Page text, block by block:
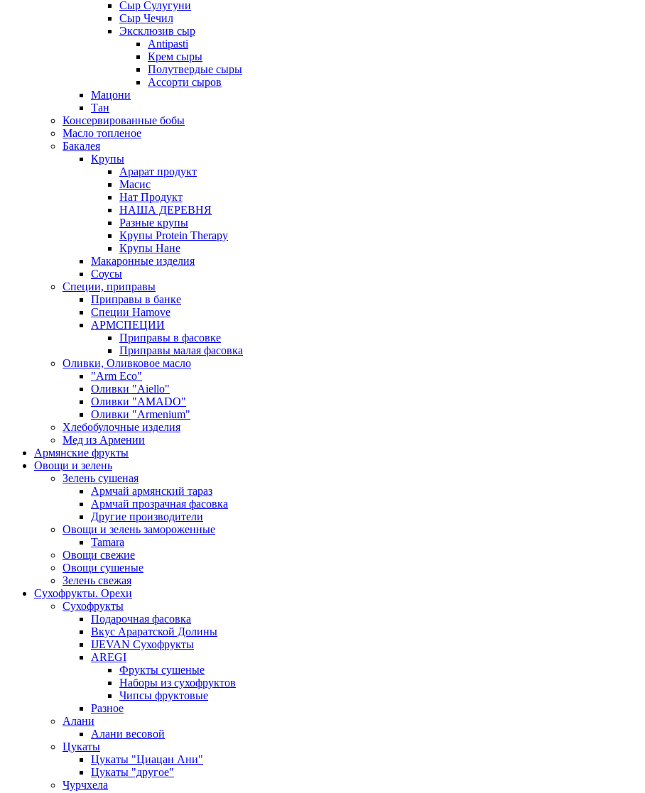
Сыр Сулугуни
Сыр Чечил
Эксклюзив сыр
Antipasti
Крем сыры
Полутвердые сыры
Ассорти сыров
Мацони
Тан
Консервированные бобы
Масло топленое
Бакалея
Крупы
Арарат продукт
Масис
Нат Продукт
НАША ДЕРЕВНЯ
Разные крупы
Крупы Protein Therapy
Крупы Нане
Макаронные изделия
Соусы
Специи, приправы
Приправы в банке
Специи Hamove
АРМСПЕЦИИ
Приправы в фасовке
Приправы малая фасовка
Оливки, Оливковое масло
"Arm Eco"
Оливки "Aiello"
Оливки "AMADO"
Оливки "Armenium"
Хлебобулочные изделия
Мед из Армении
Армянские фрукты
Овощи и зелень
Зелень сушеная
Армчай армянский тараз
Армчай прозрачная фасовка
Другие производители
Овощи и зелень замороженные
Tamara
Овощи свежие
Овощи сушеные
Зелень свежая
Сухофрукты. Орехи
Сухофрукты
Подарочная фасовка
Вкус Араратской Долины
IJEVAN Сухофрукты
AREGI
Фрукты сушеные
Наборы из сухофруктов
Чипсы фруктовые
Разное
Алани
Алани весовой
Цукаты
Цукаты "Циацан Ани"
Цукаты "другое"
Чурчхела